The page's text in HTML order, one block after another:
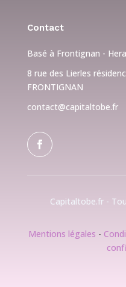
Contact
Basé à Frontignan -
8 rue des Lierles
FRONTIGNAN
contact@capitaltobe.fr
Capitaltobe.fr -
Mentions légales -